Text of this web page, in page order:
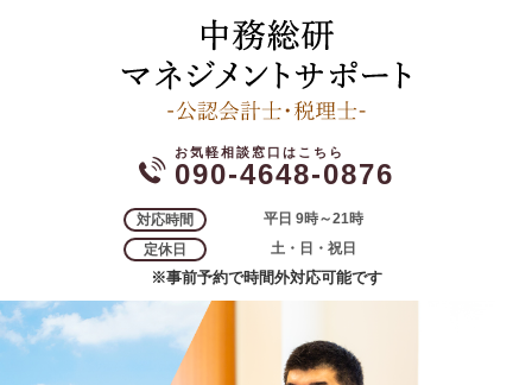
090-4648-0876
対応時間
平日 9時～21時
定休日
土・日・祝日
※事前予約で時間外対応可能です